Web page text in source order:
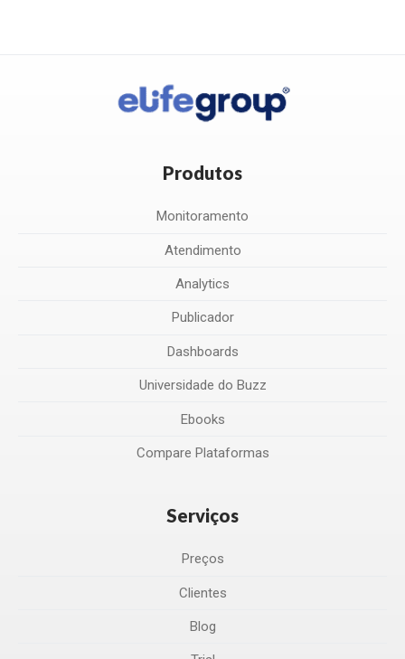
Produtos
Monitoramento
Atendimento
Analytics
Publicador
Dashboards
Universidade do Buzz
Ebooks
Compare Plataformas
Serviços
Preços
Clientes
Blog